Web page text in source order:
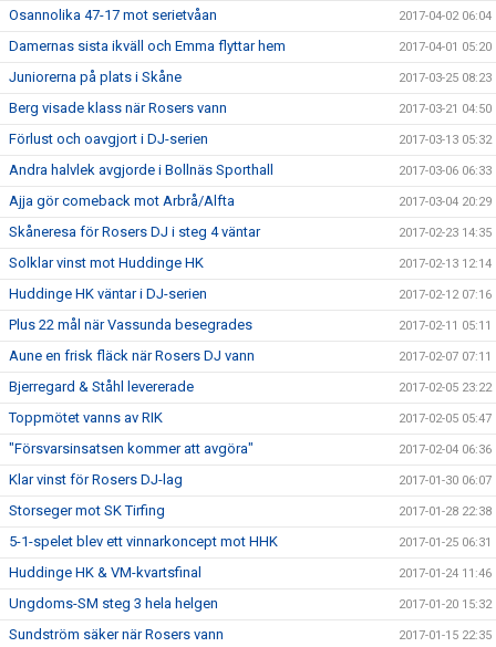
Osannolika 47-17 mot serietvåan 2017-04-02 06:04
Damernas sista ikväll och Emma flyttar hem 2017-04-01 05:20
Juniorerna på plats i Skåne 2017-03-25 08:23
Berg visade klass när Rosers vann 2017-03-21 04:50
Förlust och oavgjort i DJ-serien 2017-03-13 05:32
Andra halvlek avgjorde i Bollnäs Sporthall 2017-03-06 06:33
Ajja gör comeback mot Arbrå/Alfta 2017-03-04 20:29
Skåneresa för Rosers DJ i steg 4 väntar 2017-02-23 14:35
Solklar vinst mot Huddinge HK 2017-02-13 12:14
Huddinge HK väntar i DJ-serien 2017-02-12 07:16
Plus 22 mål när Vassunda besegrades 2017-02-11 05:11
Aune en frisk fläck när Rosers DJ vann 2017-02-07 07:11
Bjerregard & Ståhl levererade 2017-02-05 23:22
Toppmötet vanns av RIK 2017-02-05 05:47
"Försvarsinsatsen kommer att avgöra" 2017-02-04 06:36
Klar vinst för Rosers DJ-lag 2017-01-30 06:07
Storseger mot SK Tirfing 2017-01-28 22:38
5-1-spelet blev ett vinnarkoncept mot HHK 2017-01-25 06:31
Huddinge HK & VM-kvartsfinal 2017-01-24 11:46
Ungdoms-SM steg 3 hela helgen 2017-01-20 15:32
Sundström säker när Rosers vann 2017-01-15 22:35